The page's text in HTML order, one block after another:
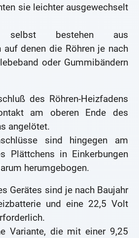
sie leichter ausgewechselt
bestehen aus
auf denen die Röhren je nach
oder Gummibändern
des Röhren-Heizfadens
am oberen Ende des
angelötet.
sind hingegen am
Plättchens in Einkerbungen
herumgebogen.
Gerätes sind je nach Baujahr
und eine 22,5 Volt
Variante, die mit einer 9,25